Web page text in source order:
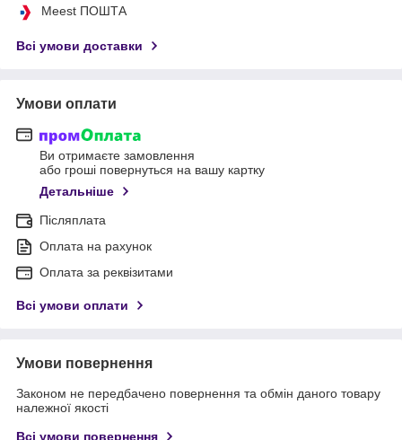
Meest ПОШТА
Всі умови доставки
Умови оплати
Ви отримаєте замовлення
або гроші повернуться на вашу картку
Детальніше
Післяплата
Оплата на рахунок
Оплата за реквізитами
Всі умови оплати
Умови повернення
Законом не передбачено повернення та обмін даного товару
належної якості
Всі умови повернення